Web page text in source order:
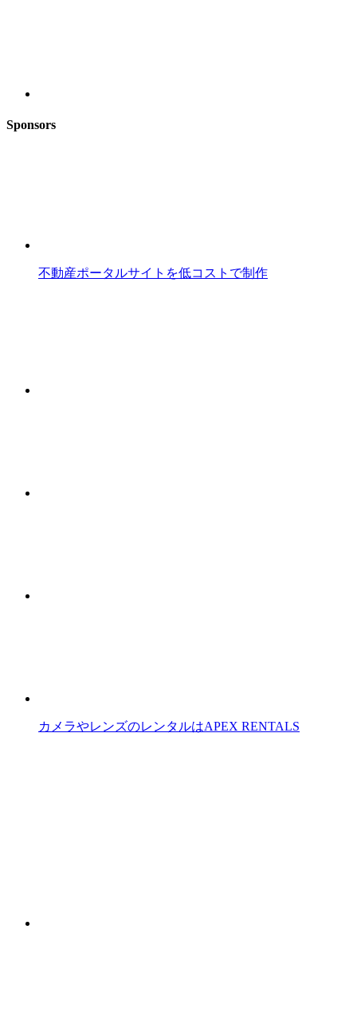
Sponsors
不動産ポータルサイトを低コストで制作
カメラやレンズのレンタルはAPEX RENTALS